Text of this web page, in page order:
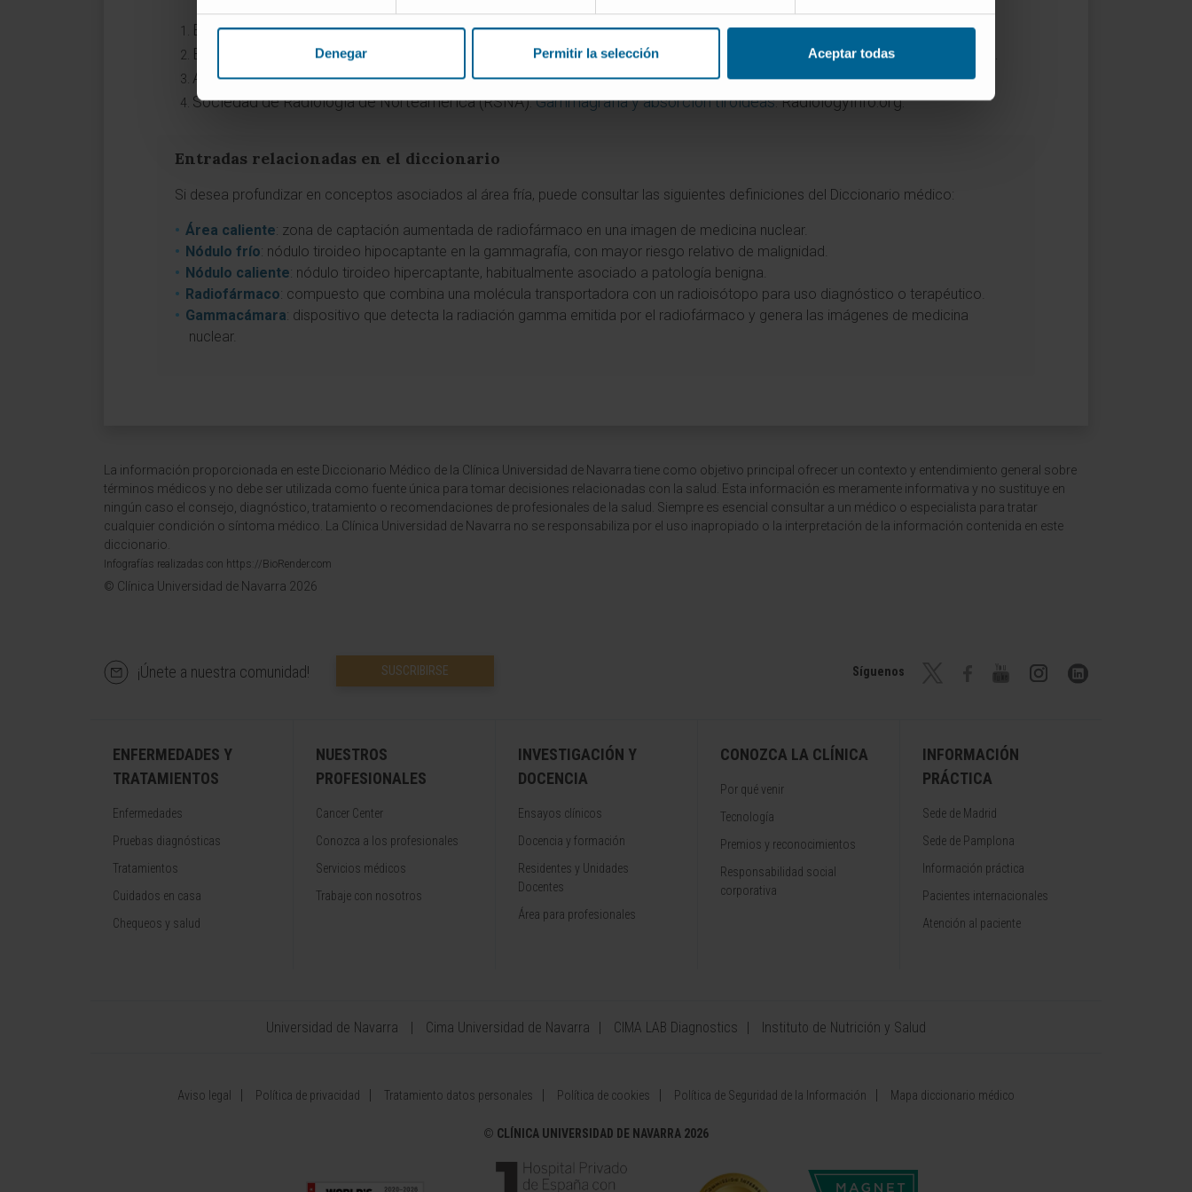
Denegar Permitir la selección Aceptar todas
Biblioteca Nacional de Medicina de EE. UU.Nódulo tiroideo. MedlinePlus, enciclopedia médica en español.
Biblioteca Nacional de Medicina de EE. UU.
Gammagrafía de la tiroides
. MedlinePlus, enciclopedia médica en español.
American Cancer Society.Estudios de medicina nuclear y el cáncer.
Sociedad de Radiología de Norteamérica (RSNA).Gammagrafía y absorción tiroideas. RadiologyInfo.org.
Entradas relacionadas en el diccionario
Si desea profundizar en conceptos asociados al área fría, puede consultar las siguientes definiciones del Diccionario médico:
Área caliente: zona de captación aumentada de radiofármaco en una imagen de medicina nuclear.
Nódulo frío: nódulo tiroideo hipocaptante en la gammagrafía, con mayor riesgo relativo de malignidad.
Nódulo caliente: nódulo tiroideo hipercaptante, habitualmente asociado a patología benigna.
Radiofármaco: compuesto que combina una molécula transportadora con un radioisótopo para uso diagnóstico o terapéutico.
Gammacámara: dispositivo que detecta la radiación gamma emitida por el radiofármaco y genera las imágenes de medicina
nuclear.
La información proporcionada en este Diccionario Médico de la Clínica Universidad de Navarra tiene como objetivo principal ofrecer un contexto y entendimiento general sobre
términos médicos y no debe ser utilizada como fuente única para tomar decisiones relacionadas con la salud. Esta información es meramente informativa y no sustituye en
ningún caso el consejo, diagnóstico, tratamiento o recomendaciones de profesionales de la salud. Siempre es esencial consultar a un médico o especialista para tratar
cualquier condición o síntoma médico. La Clínica Universidad de Navarra no se responsabiliza por el uso inapropiado o la interpretación de la información contenida en este
diccionario.
Infografías realizadas con https://BioRender.com
© Clínica Universidad de Navarra 2026
¡Únete a nuestra comunidad! SUSCRIBIRSE Síguenos
ENFERMEDADES Y
TRATAMIENTOS
Enfermedades
Pruebas diagnósticas
Tratamientos
Cuidados en casa
Chequeos y salud
NUESTROS
PROFESIONALES
Cancer Center
Conozca a los profesionales
Servicios médicos
Trabaje con nosotros
INVESTIGACIÓN Y
DOCENCIA
Ensayos clínicos
Docencia y formación
Residentes y Unidades
Docentes
Área para profesionales
CONOZCA LA CLÍNICA
Por qué venir
Tecnología
Premios y reconocimientos
Responsabilidad social
corporativa
INFORMACIÓN
PRÁCTICA
Sede de Madrid
Sede de Pamplona
Información práctica
Pacientes internacionales
Atención al paciente
Universidad de Navarra Cima Universidad de Navarra CIMA LAB Diagnostics Instituto de Nutrición y Salud
Aviso legal Política de privacidad Tratamiento datos personales Política de cookies Política de Seguridad de la Información Mapa diccionario médico
© CLÍNICA UNIVERSIDAD DE NAVARRA 2026